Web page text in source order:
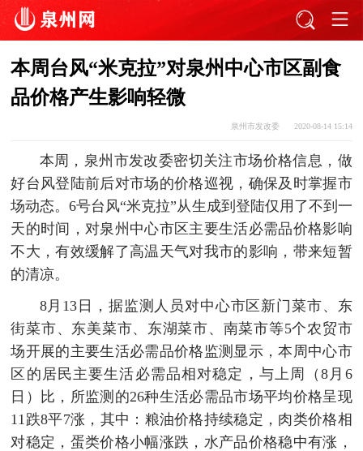
本周台风“米克拉”对泉州中心市区副食
品价格产生影响轻微
泉州市发改委 2020-08-14 15:14
本周，泉州市发改委密切关注市场价格信息，做
好台风登陆前后对市场的价格巡视，确保及时掌握市
场动态。6号台风“米克拉”从生成到登陆仅用了不到一
天的时间，对泉州中心市区主要生活必需品价格影响
不大，有效缓解了高温天气对我市的影响，带来短暂
的清凉。
8月13日，据监测人员对中心市区新门菜市、东
街菜市、东美菜市、东湖菜市、南菜市等5个农贸市
场开展的主要生活必需品价格监测显示，本周中心市
区的居民主要生活必需品相对稳定，与上周（8月6
日）比，所监测的26种生活必需品市场平均价格呈现
11跌8平7涨，其中：粮油价格持续稳定，肉类价格相
对稳定，蛋类价格小幅涨跌，水产品价格稳中有涨，